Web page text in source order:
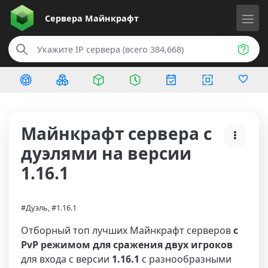
Сервера Майнкрафт
Майнкрафт сервера с
дуэлями на версии
1.16.1
#Дуэль, #1.16.1
Отборный топ лучших Майнкрафт серверовс
PvP режимом для сражения двух игроков
для входа с версии 1.16.1 с разнообразными